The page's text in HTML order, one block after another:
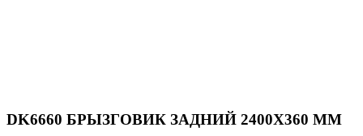
DK6660 БРЫЗГОВИК ЗАДНИЙ 2400Х360 ММ